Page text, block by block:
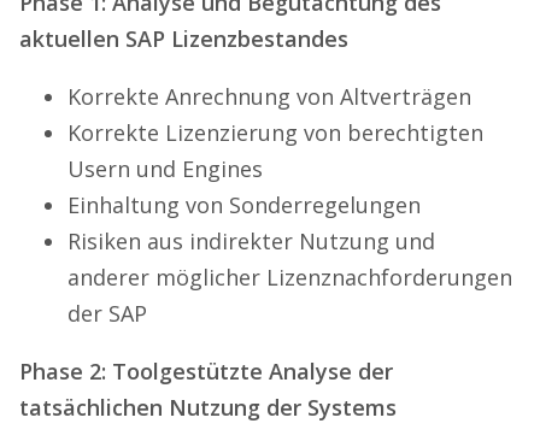
aktuellen SAP Lizenzbestandes
Korrekte Anrechnung von Altverträgen
Korrekte Lizenzierung von berechtigten
Usern und Engines
Einhaltung von Sonderregelungen
Risiken aus indirekter Nutzung und
anderer möglicher Lizenznachforderungen
der SAP
Phase 2: Toolgestützte Analyse der
tatsächlichen Nutzung der Systems